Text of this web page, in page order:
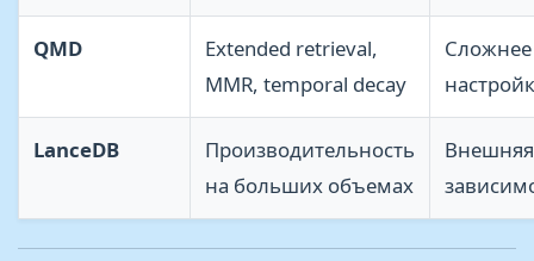
QMD
Extended retrieval,
MMR, temporal decay
LanceDB
Производительность
на больших объемах
Внешняя